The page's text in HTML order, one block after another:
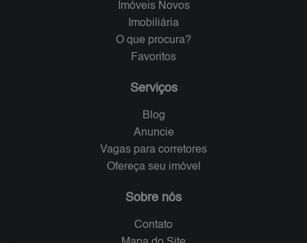
Imóveis Novos
Imobiliária
O que procura?
Favoritos
Serviços
Blog
Anuncie
Vagas para corretores
Ofereça seu imóvel
Sobre nós
Contato